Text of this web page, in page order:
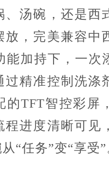
、汤碗，还是西
放，完美兼容中
能加持下，一次
过精准控制洗涤
的TFT智控彩屏
程进度清晰可见
“任务”变“享受